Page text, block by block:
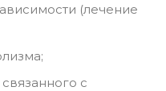
(лечение
с